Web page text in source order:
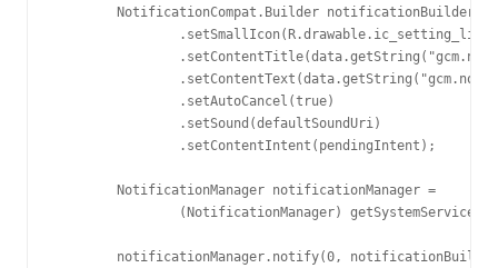
NotificationCompat.Builder notificationBuilder
                .setAutoCancel(true)
                .setSound(defaultSoundUri)
                .setContentIntent(pendingIntent);
        NotificationManager notificationManager =
(NotificationManager)
notificationManager.notify(0,